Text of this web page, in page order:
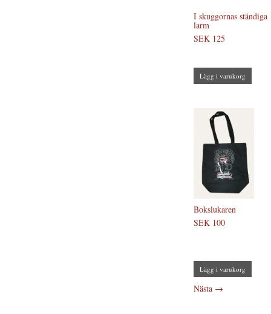
I skuggornas ständiga
larm
SEK 125
Lägg i varukorg
Bokslukaren
SEK 100
Lägg i varukorg
Nästa →